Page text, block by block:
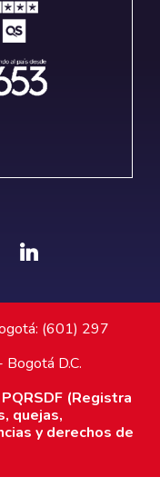
(601) 297
D.C.
PQRSDF (Registra
quejas,
y derechos de